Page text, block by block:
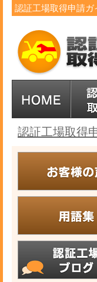
認証工場取得申請
認証工場取得